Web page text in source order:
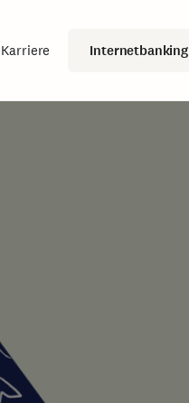
Karriere Internetbanking